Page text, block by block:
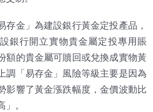
金」為建設銀行黃金定投產品，
銀行開立實物貴金屬定投專用賬
額的貴金屬可贖回或兌換成實物黃
調「易存金」風險等級主要是因為
影響了黃金漲跌幅度，金價波動比
。